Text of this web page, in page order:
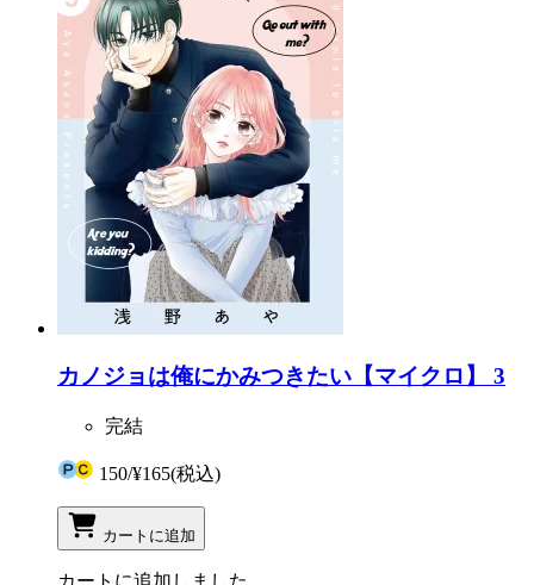
カノジョは俺にかみつきたい【マイクロ】 3
完結
150/¥165(税込)
カートに追加
カートに追加しました